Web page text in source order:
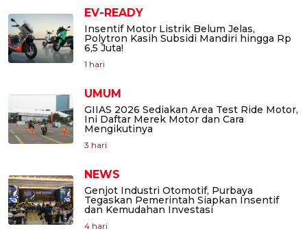
EV-READY
Insentif Motor Listrik Belum Jelas,
Polytron Kasih Subsidi Mandiri hingga Rp
6,5 Juta!
1 hari
UMUM
GIIAS 2026 Sediakan Area Test Ride Motor,
Ini Daftar Merek Motor dan Cara
Mengikutinya
3 hari
NEWS
Genjot Industri Otomotif, Purbaya
Tegaskan Pemerintah Siapkan Insentif
dan Kemudahan Investasi
4 hari